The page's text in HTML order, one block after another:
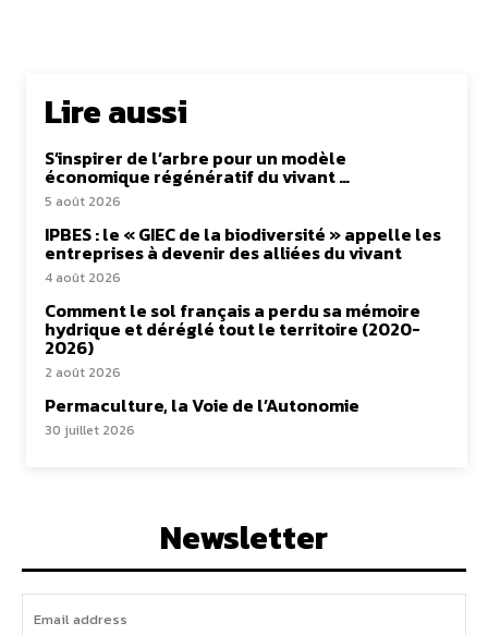
Lire aussi
S’inspirer de l’arbre pour un modèle
économique régénératif du vivant …
5 août 2026
IPBES : le « GIEC de la biodiversité » appelle les
entreprises à devenir des alliées du vivant
4 août 2026
Comment le sol français a perdu sa mémoire
hydrique et déréglé tout le territoire (2020-
2026)
2 août 2026
Permaculture, la Voie de l’Autonomie
30 juillet 2026
Newsletter